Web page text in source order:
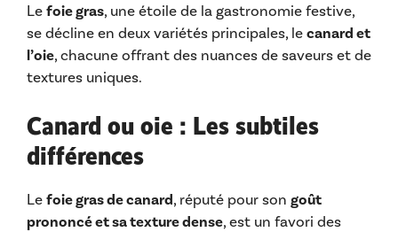
Le foie gras, une étoile de la gastronomie festive,
se décline en deux variétés principales, le canard et
l’oie, chacune offrant des nuances de saveurs et de
textures uniques.
Canard ou oie : Les subtiles
différences
Le foie gras de canard, réputé pour son goût
prononcé et sa texture dense, est un favori des